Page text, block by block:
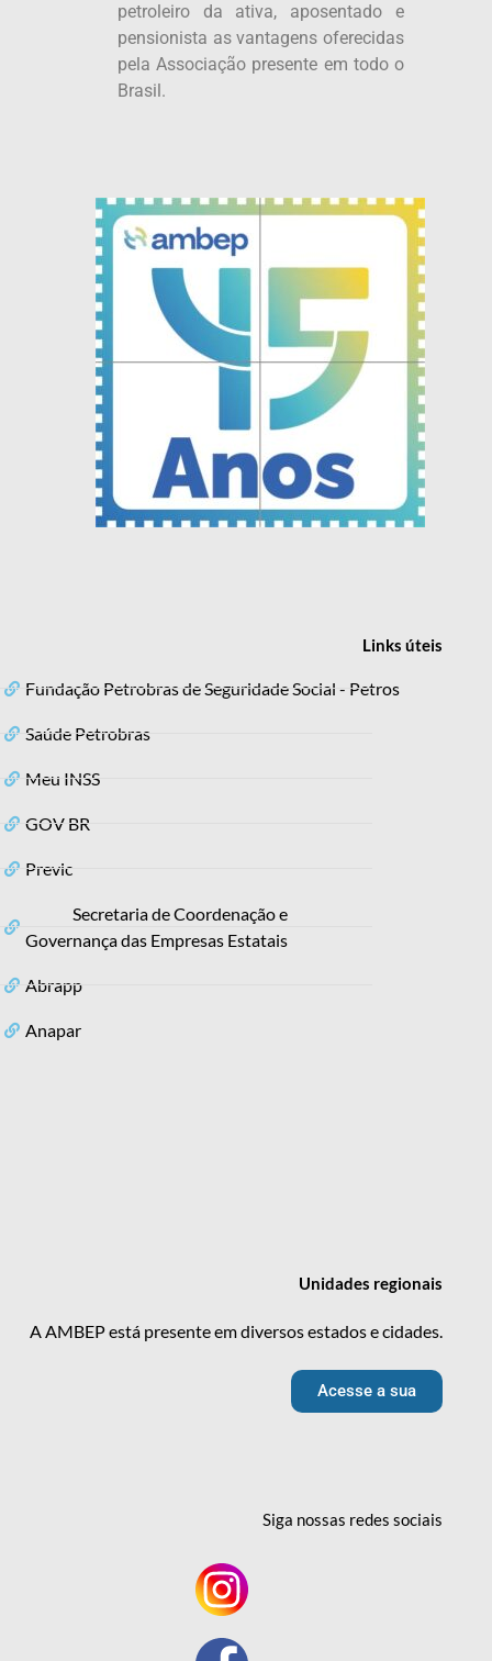
petroleiro da ativa, aposentado e
pensionista as vantagens oferecidas
pela Associação presente em todo o
Brasil.
Linksúteis
Fundação Petrobras de Seguridade Social - Petros
Saúde Petrobras
Meu INSS
GOV BR
Previc
Secretaria de Coordenação e
Governança das Empresas Estatais
Abrapp
Anapar
Unidades regionais
A AMBEP está presente em diversos estados e cidades.
Acesse a sua
Siga nossas redessociais